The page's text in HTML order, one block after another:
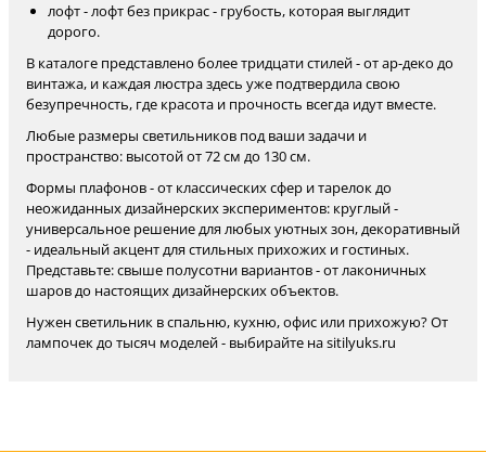
лофт - лофт без прикрас - грубость, которая выглядит
дорого.
В каталоге представлено более тридцати стилей - от ар-деко до
винтажа, и каждая люстра здесь уже подтвердила свою
безупречность, где красота и прочность всегда идут вместе.
Любые размеры светильников под ваши задачи и
пространство: высотой от 72 см до 130 см.
Формы плафонов - от классических сфер и тарелок до
неожиданных дизайнерских экспериментов: круглый -
универсальное решение для любых уютных зон, декоративный
- идеальный акцент для стильных прихожих и гостиных.
Представьте: свыше полусотни вариантов - от лаконичных
шаров до настоящих дизайнерских объектов.
Нужен светильник в спальню, кухню, офис или прихожую? От
лампочек до тысяч моделей - выбирайте на sitilyuks.ru